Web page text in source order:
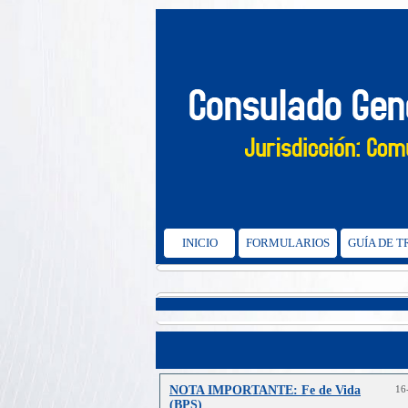
INICIO FORMULARIOS GUÍA DE
NOTA IMPORTANTE: Fe de Vida
(BPS)